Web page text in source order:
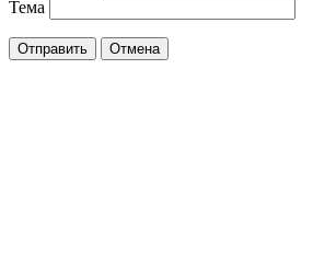
Тема
Отправить Отмена